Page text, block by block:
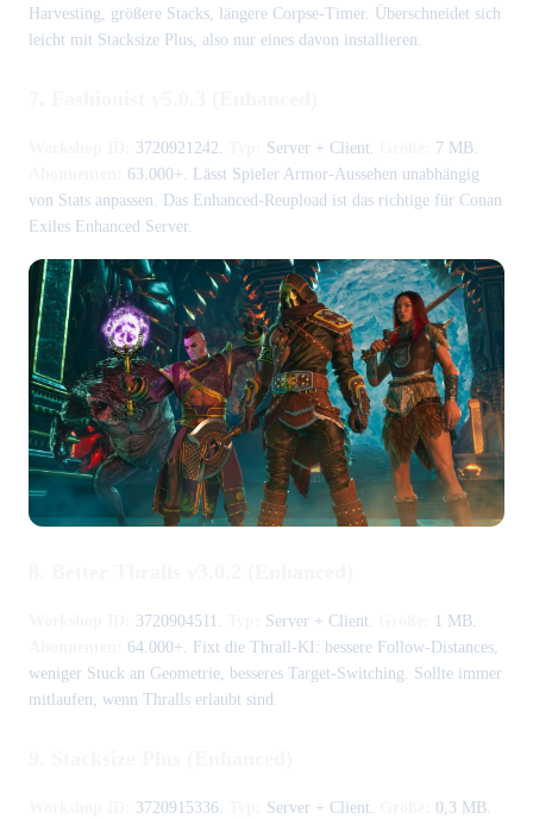
Harvesting, größere Stacks, längere Corpse-Timer. Überschneidet sich
leicht mit Stacksize Plus, also nur eines davon installieren.
3720921242. Server + Client.
7 MB.
63.000+. Lässt Spieler Armor-Aussehen unabhängig
von Stats anpassen. Das Enhanced-Reupload ist das richtige für Conan
Exiles Enhanced Server.
3720904511. Server + Client.
1 MB.
64.000+. Fixt die Thrall-KI: bessere Follow-Distances,
weniger Stuck an Geometrie, besseres Target-Switching. Sollte immer
mitlaufen, wenn Thralls erlaubt sind.
3720915336. Server + Client.
0,3 MB.